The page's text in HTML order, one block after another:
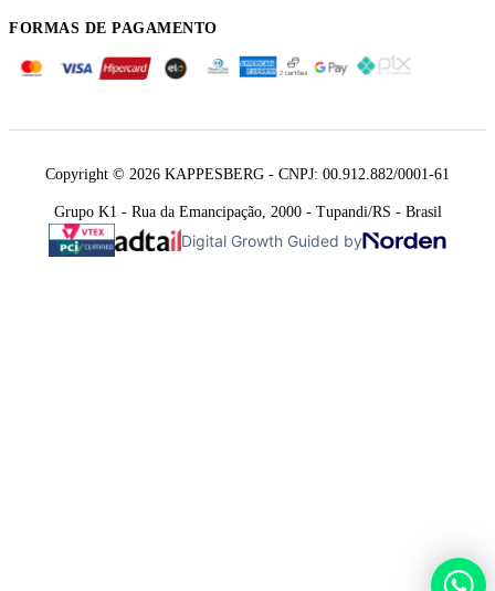
FORMAS DE PAGAMENTO
Copyright © 2026 KAPPESBERG - CNPJ: 00.912.882/0001-61
Grupo K1 - Rua da Emancipação, 2000 - Tupandi/RS - Brasil
Digital Growth Guided by